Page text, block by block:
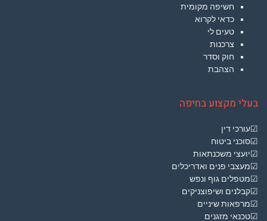
חשיפה מקומית
כדאי לקרוא
טעים לי
צרכנות
חוק וסדר
הצהבת
בעלי מקצוע בחיפה
☑עורכי דין
☑סוכני ביטוח
☑יועצי משכנתאות
☑מעצבי פנים ואדריכלים
☑מטפלים גוף ונפש
☑קבלנים ושיפוצניקים
☑מרפאות שיניים
☑טכנאי מזגנים